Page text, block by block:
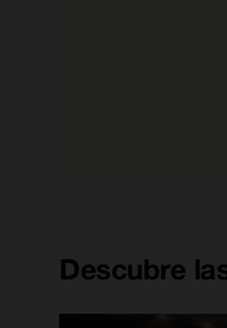
Descubre